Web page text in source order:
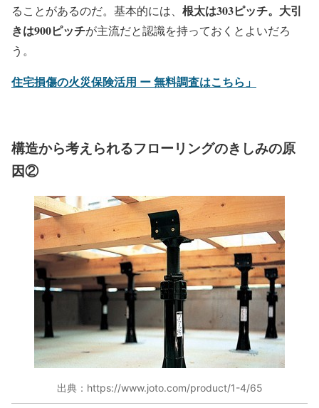
ることがあるのだ。基本的には、 根太は303ピッチ。大引
きは900ピッチが主流だと認識を持っておくとよいだろ
う。
住宅損傷の火災保険活用 ー 無料調査はこちら」
構造から考えられるフローリングのきしみの原
因②
出典：https://www.joto.com/product/1-4/65